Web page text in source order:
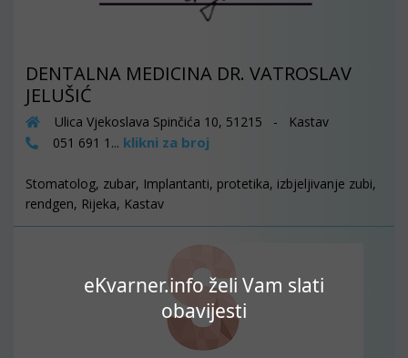
eKvarner.info želi Vam slati
obavijesti
DENTALNA MEDICINA DR. VATROSLAV
JELUŠIĆ
Ulica Vjekoslava Spinčića 10, 51215 - Kastav
051 691 1... klikni za broj
Stomatolog, zubar, Implantanti, protetika, izbjeljivanje zubi,
rendgen, Rijeka, Kastav